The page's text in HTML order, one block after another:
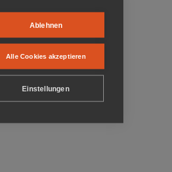
Ablehnen
Alle Cookies akzeptieren
Einstellungen